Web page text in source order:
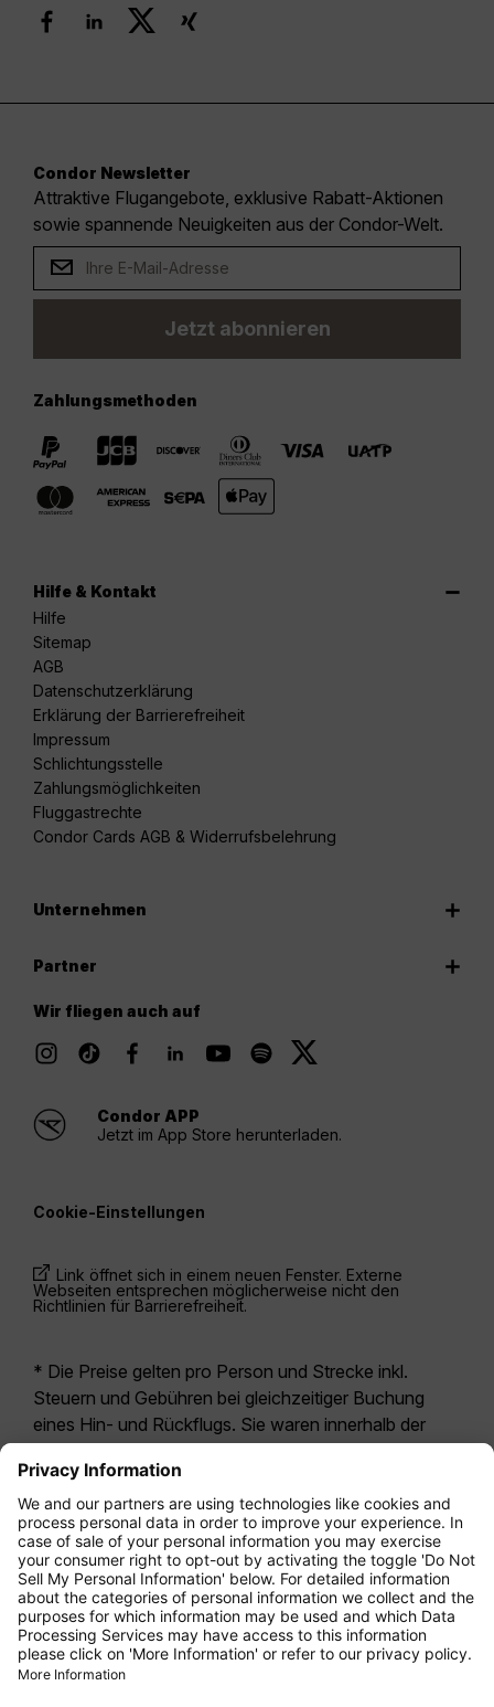
Condor Newsletter
Attraktive Flugangebote, exklusive Rabatt-Aktionen
sowie spannende Neuigkeiten aus der Condor-Welt.
Jetzt abonnieren
Zahlungsmethoden
Hilfe & Kontakt
Hilfe
Sitemap
AGB
Datenschutzerklärung
Erklärung der Barrierefreiheit
Impressum
Schlichtungsstelle
Zahlungsmöglichkeiten
Fluggastrechte
Condor Cards AGB & Widerrufsbelehrung
Unternehmen
Partner
Wir fliegen auch auf
Condor APP
Jetzt im App Store herunterladen.
Cookie-Einstellungen
Link öffnet sich in einem neuen Fenster. Externe
Webseiten entsprechen möglicherweise nicht den
Richtlinien für Barrierefreiheit.
* Die Preise gelten pro Person und Strecke inkl.
Steuern und Gebühren bei gleichzeitiger Buchung
eines Hin- und Rückflugs. Sie waren innerhalb der
letzten 24 Stunden verfügbar und sind
möglicherweise nicht mehr aktuell. Bei den für die
Economy Class angegebenen Tarifen handelt es
sich i.d.R. um Economy Zero, unsere restriktivste
Tarifoption. Es können hierfür zusätzliche Gebühren
fürAufgabegepäck oder für andere optionale
Leistungen anfallen. Es gelten dieAllgemeinen
Geschäftsbedingungen .